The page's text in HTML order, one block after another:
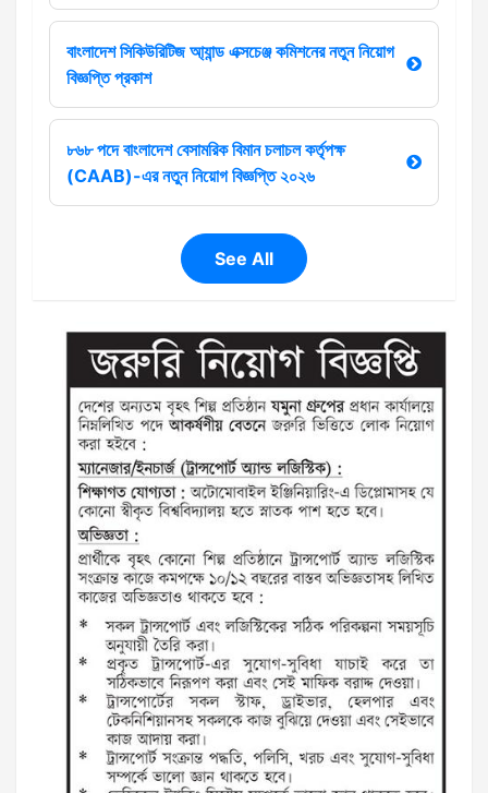
বাংলাদেশ সিকিউরিটিজ আ্যান্ড এক্সচেঞ্জ কমিশনের নতুন নিয়োগ
বিজ্ঞপ্তি প্রকাশ
৮৬৮ পদে বাংলাদেশ বেসামরিক বিমান চলাচল কর্তৃপক্ষ
(CAAB)-এর নতুন নিয়োগ বিজ্ঞপ্তি ২০২৬
See All